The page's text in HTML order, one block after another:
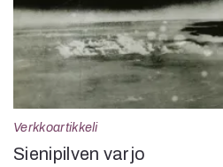
Verkkoartikkeli
Sienipilven varjo